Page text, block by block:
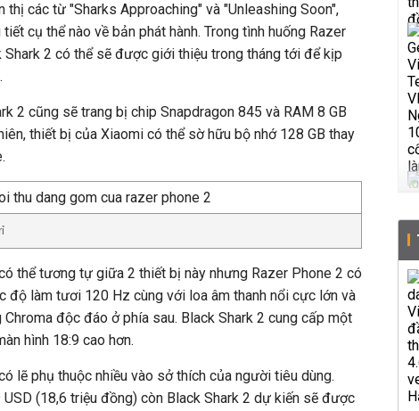
thị các từ "Sharks Approaching" và "Unleashing Soon",
cụ thể nào về bản phát hành. Trong tình huống Razer
Shark 2 có thể sẽ được giới thiệu trong tháng tới để kịp
2 cũng sẽ trang bị chip Snapdragon 845 và RAM 8 GB
thiết bị của Xiaomi có thể sờ hữu bộ nhớ 128 GB thay
thể tương tự giữa 2 thiết bị này nhưng Razer Phone 2 có
độ làm tươi 120 Hz cùng với loa âm thanh nổi cực lớn và
độc đáo ở phía sau. Black Shark 2 cung cấp một
hình 18:9 cao hơn.
lẽ phụ thuộc nhiều vào sở thích của người tiêu dùng.
(18,6 triệu đồng) còn Black Shark 2 dự kiến sẽ được